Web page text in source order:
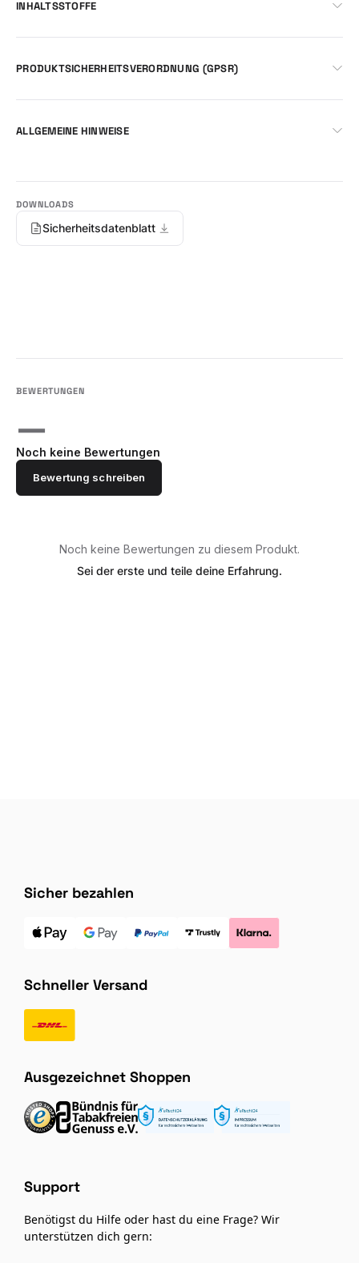
INHALTSSTOFFE
PRODUKTSICHERHEITSVERORDNUNG (GPSR)
ALLGEMEINE HINWEISE
Sicherheitsdatenblatt
—
Noch keine Bewertungen
Bewertung schreiben
Noch keine Bewertungen zu diesem Produkt.
Sei der erste und teile deine Erfahrung.
Sicher bezahlen
Schneller Versand
Ausgezeichnet Shoppen
Support
Benötigst du Hilfe oder hast du eine Frage? Wir
unterstützen dich gern: